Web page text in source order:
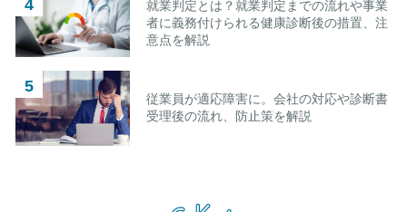
就業判定とは？就業判定までの流れや事業
者に義務付けられる健康診断後の措置、注
意点を解説
従業員が適応障害に。会社の対応や診断書
受理後の流れ、防止策を解説